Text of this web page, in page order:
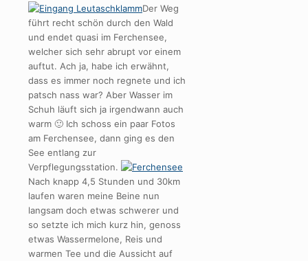
Der Weg
führt recht schön durch den Wald
und endet quasi im Ferchensee,
welcher sich sehr abrupt vor einem
auftut. Ach ja, habe ich erwähnt,
dass es immer noch regnete und ich
patsch nass war? Aber Wasser im
Schuh läuft sich ja irgendwann auch
warm 🙂 Ich schoss ein paar Fotos
am Ferchensee, dann ging es den
See entlang zur
Verpflegungsstation.
Nach knapp 4,5 Stunden und 30km
laufen waren meine Beine nun
langsam doch etwas schwerer und
so setzte ich mich kurz hin, genoss
etwas Wassermelone, Reis und
warmen Tee und die Aussicht auf